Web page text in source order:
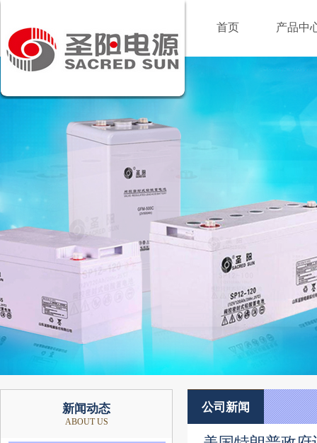
首页 产品中
新闻动态
ABOUT US
公司新闻